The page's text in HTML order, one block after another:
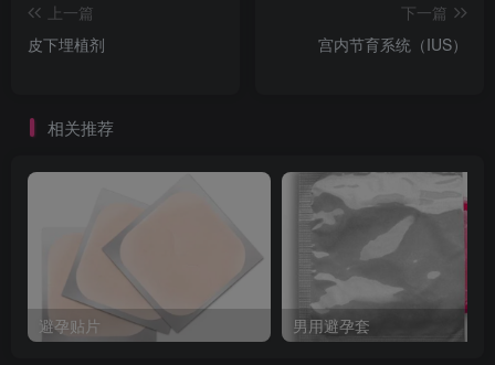
上一篇
皮下埋植剂
下一篇
宫内节育系统（IUS）
相关推荐
避孕贴片 男用避孕套